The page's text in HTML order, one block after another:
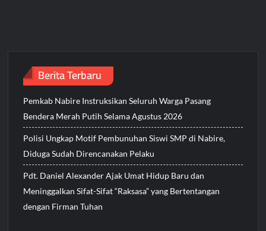
Miras
Dinilai
Merusak
Generasi
Muda
Berita Terbaru
Pemkab Nabire Instruksikan Seluruh Warga Pasang
Bendera Merah Putih Selama Agustus 2026
Polisi Ungkap Motif Pembunuhan Siswi SMP di Nabire,
Diduga Sudah Direncanakan Pelaku
Pdt. Daniel Alexander Ajak Umat Hidup Baru dan
Meninggalkan Sifat-Sifat “Raksasa” yang Bertentangan
dengan Firman Tuhan